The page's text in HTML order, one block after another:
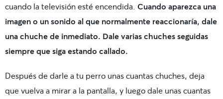
cuando la televisión esté encendida. Cuando aparezca una
imagen o un sonido al que normalmente reaccionaría, dale
una chuche de inmediato. Dale varias chuches seguidas
siempre que siga estando callado.
Después de darle a tu perro unas cuantas chuches, deja
que vuelva a mirar a la pantalla, y luego dale unas cuantas